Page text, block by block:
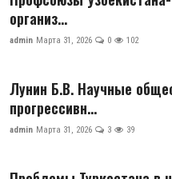
организ...
admin Марта 31, 2026 0 102
Лунин Б.В. Научные
прогрессивн...
admin Марта 31, 2026 3 39